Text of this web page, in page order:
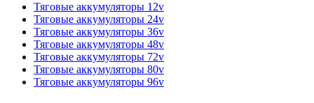
Тяговые аккумуляторы 12v
Тяговые аккумуляторы 24v
Тяговые аккумуляторы 36v
Тяговые аккумуляторы 48v
Тяговые аккумуляторы 72v
Тяговые аккумуляторы 80v
Тяговые аккумуляторы 96v